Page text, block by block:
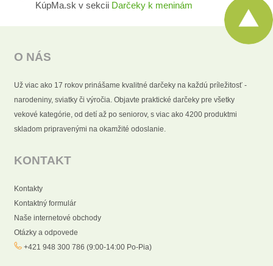
KúpMa.sk v sekcii Darčeky k meninám
O NÁS
Už viac ako 17 rokov prinášame kvalitné darčeky na každú príležitosť -
narodeniny, sviatky či výročia. Objavte praktické darčeky pre všetky
vekové kategórie, od detí až po seniorov, s viac ako 4200 produktmi
skladom pripravenými na okamžité odoslanie.
KONTAKT
Kontakty
Kontaktný formulár
Naše internetové obchody
Otázky a odpovede
+421 948 300 786 (9:00-14:00 Po-Pia)